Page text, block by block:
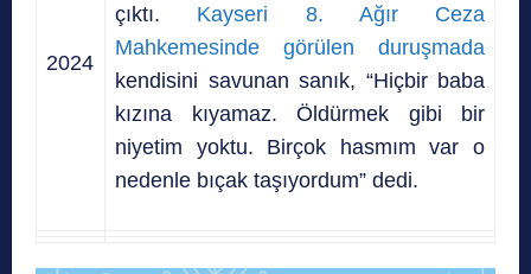
2024
çıktı. Kayseri 8. Ağır Ceza
Mahkemesinde görülen duruşmada
kendisini savunan sanık, “Hiçbir baba
kızına kıyamaz. Öldürmek gibi bir
niyetim yoktu. Birçok hasmım var o
nedenle bıçak taşıyordum” dedi.